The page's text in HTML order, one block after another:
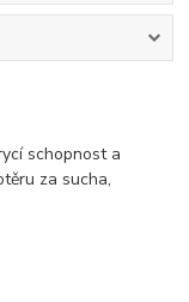
schopnost a
za sucha,